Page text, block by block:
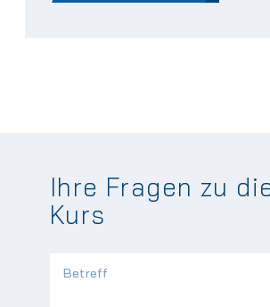
Ihre Fragen zu
Kurs
Betreff